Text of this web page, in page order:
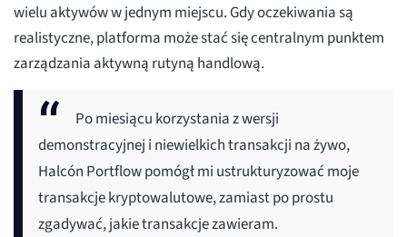
wielu aktywów w jednym miejscu. Gdy oczekiwania są
realistyczne, platforma może stać się centralnym punktem
zarządzania aktywną rutyną handlową.
Po miesiącu korzystania z wersji
demonstracyjnej i niewielkich transakcji na żywo,
Halcón Portflow pomógł mi ustrukturyzować moje
transakcje kryptowalutowe, zamiast po prostu
zgadywać, jakie transakcje zawieram.